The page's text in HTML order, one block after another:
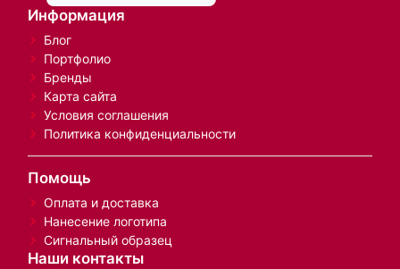
Информация
Блог
Портфолио
Бренды
Карта сайта
Условия соглашения
Политика конфиденциальности
Помощь
Оплата и доставка
Нанесение логотипа
Сигнальный образец
Наши контакты